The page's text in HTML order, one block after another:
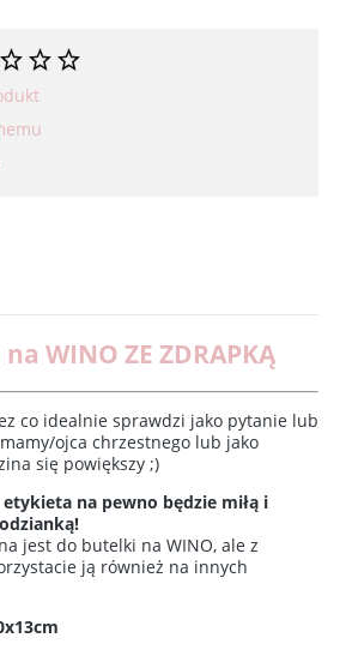
WINO ZE ZDRAPKĄ
co idealnie sprawdzi jako pytanie lub
ojca chrzestnego lub jako
się powiększy ;)
na pewno będzie miłą i
jest do butelki na WINO, ale z
ją również na innych